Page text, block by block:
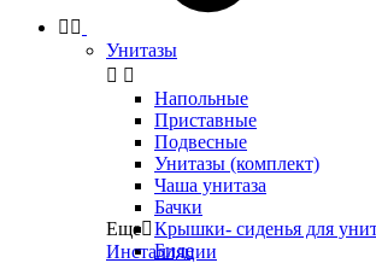
 
Унитазы
 
Напольные
Приставные
Подвесные
Унитазы (комплект)
Чаша унитаза
Бачки
Крышки- сиденья для
Биде
Еще
Инсталляции